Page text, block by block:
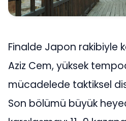
Finalde Japon rakibiyle
Aziz Cem, yüksek
mücadelede taktiksel
Son bölümü büyük